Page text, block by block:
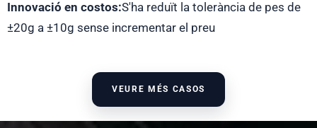
Innovació en costos:S'ha reduït la tolerància de pes de
±20g a ±10g sense incrementar el preu
VEURE MÉS CASOS